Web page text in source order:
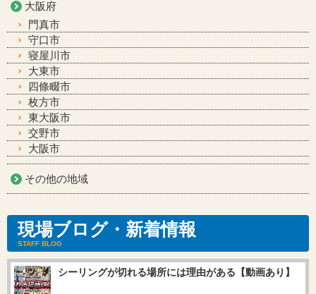
大阪府
門真市
守口市
寝屋川市
大東市
四條畷市
枚方市
東大阪市
交野市
大阪市
その他の地域
現場ブログ・新着情報
STAFF BLOG
シーリングが切れる場所には理由がある【動画あり】